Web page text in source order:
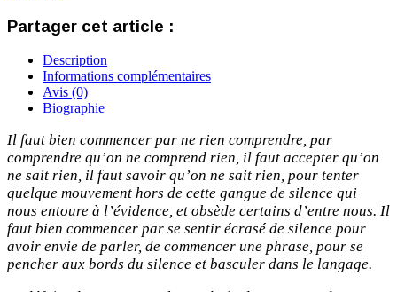
Partager cet article :
Description
Informations complémentaires
Avis (0)
Biographie
Il faut bien commencer par ne rien comprendre, par
comprendre qu’on ne comprend rien, il faut accepter qu’on
ne sait rien, il faut savoir qu’on ne sait rien, pour tenter
quelque mouvement hors de cette gangue de silence qui
nous entoure à l’évidence, et obsède certains d’entre nous. Il
faut bien commencer par se sentir écrasé de silence pour
avoir envie de parler, de commencer une phrase, pour se
pencher aux bords du silence et basculer dans le langage.